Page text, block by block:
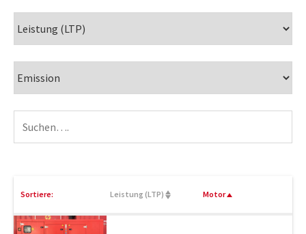
Sortiere: Leistung (LTP) Motor